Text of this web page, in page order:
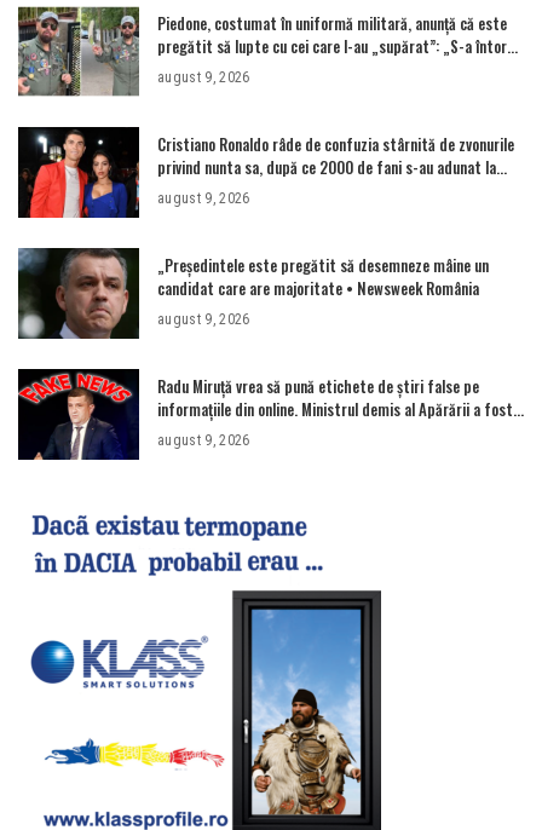
Piedone, costumat în uniformă militară, anunță că este
pregătit să lupte cu cei care l-au „supărat”: „S-a întors
boomerangul”
august 9, 2026
Cristiano Ronaldo râde de confuzia stârnită de zvonurile
privind nunta sa, după ce 2000 de fani s-au adunat la
nunta greșită – Aleph News
august 9, 2026
„Președintele este pregătit să desemneze mâine un
candidat care are majoritate • Newsweek România
august 9, 2026
Radu Miruţă vrea să pună etichete de știri false pe
informațiile din online. Ministrul demis al Apărării a fost
acuzat în repetate rânduri că răspândeşte el însuși
dezinformări. Gândul trece în revistă derapajele
august 9, 2026